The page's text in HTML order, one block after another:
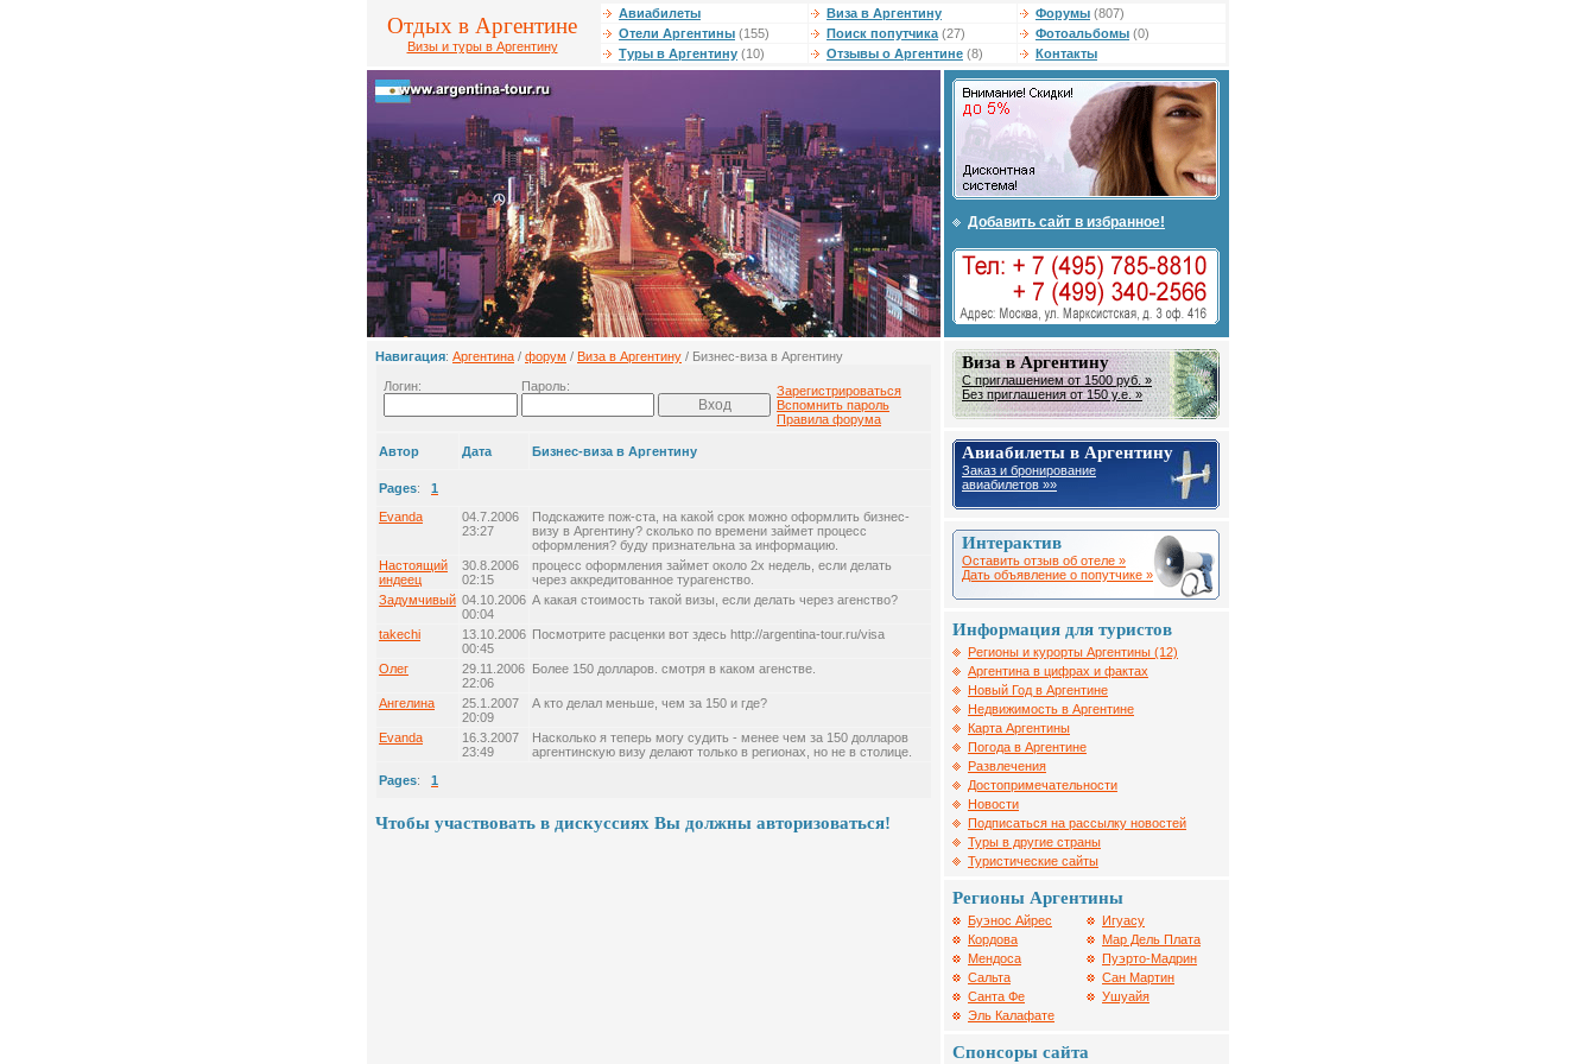
Отдых в Аргентине
Визы и туры в Аргентину
Авиабилеты Виза в Аргентину Форумы (807)
Отели Аргентины (155) Поиск попутчика (27) Фотоальбомы (0)
Туры в Аргентину (10) Отзывы о Аргентине (8) Контакты
Добавить сайт в избранное!
Навигация: Аргентина / форум / Виза в Аргентину / Бизнес-виза в Аргентину
Логин: Пароль:
Зарегистрироваться
Вспомнить пароль
Правила форума
Автор Дата Бизнес-виза в Аргентину
Pages: 1
Evanda
04.7.2006
23:27
Подскажите пож-ста, на какой срок можно оформлить бизнес-
визу в Аргентину? сколько по времени займет процесс
оформления? буду признательна за информацию.
Настоящий
индеец
30.8.2006
02:15
процесс оформления займет около 2х недель, если делать
через аккредитованное турагенство.
Задумчивый 04.10.2006
00:04
А какая стоимость такой визы, если делать через агенство?
takechi
13.10.2006
00:45
Посмотрите расценки вот здесь http://argentina-tour.ru/visa
Олег
29.11.2006
22:06
Более 150 долларов. смотря в каком агенстве.
Ангелина
25.1.2007
20:09
А кто делал меньше, чем за 150 и где?
Evanda
16.3.2007
23:49
Насколько я теперь могу судить - менее чем за 150 долларов
аргентинскую визу делают только в регионах, но не в столице.
Pages: 1
Чтобы участвовать в дискуссиях Вы должны авторизоваться!
Виза в Аргентину
С приглашением от 1500 руб. »
Без приглашения от 150 у.е. »
Авиабилеты в Аргентину
Заказ и бронирование
авиабилетов »»
Интерактив
Оставить отзыв об отеле »
Дать объявление о попутчике »
Информация для туристов
Регионы и курорты Аргентины (12)
Аргентина в цифрах и фактах
Новый Год в Аргентине
Недвижимость в Аргентине
Карта Аргентины
Погода в Аргентине
Развлечения
Достопримечательности
Новости
Подписаться на рассылку новостей
Туры в другие страны
Туристические сайты
Регионы Аргентины
Буэнос Айрес
Кордова
Мендоса
Сальта
Санта Фе
Эль Калафате
Игуасу
Мар Дель Плата
Пуэрто-Мадрин
Сан Мартин
Ушуайя
Спонсоры сайта